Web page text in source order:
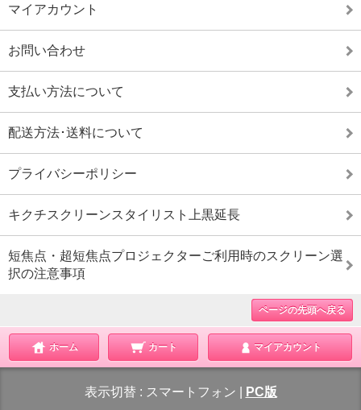
マイアカウント
お問い合わせ
支払い方法について
配送方法･送料について
プライバシーポリシー
キクチスクリーンスタイリスト上黒延長
短焦点・超短焦点プロジェクターご利用時のスクリーン選
択の注意事項
ページの先頭へ戻る
ホーム カート マイアカウント
表示切替 : スマートフォン PC版